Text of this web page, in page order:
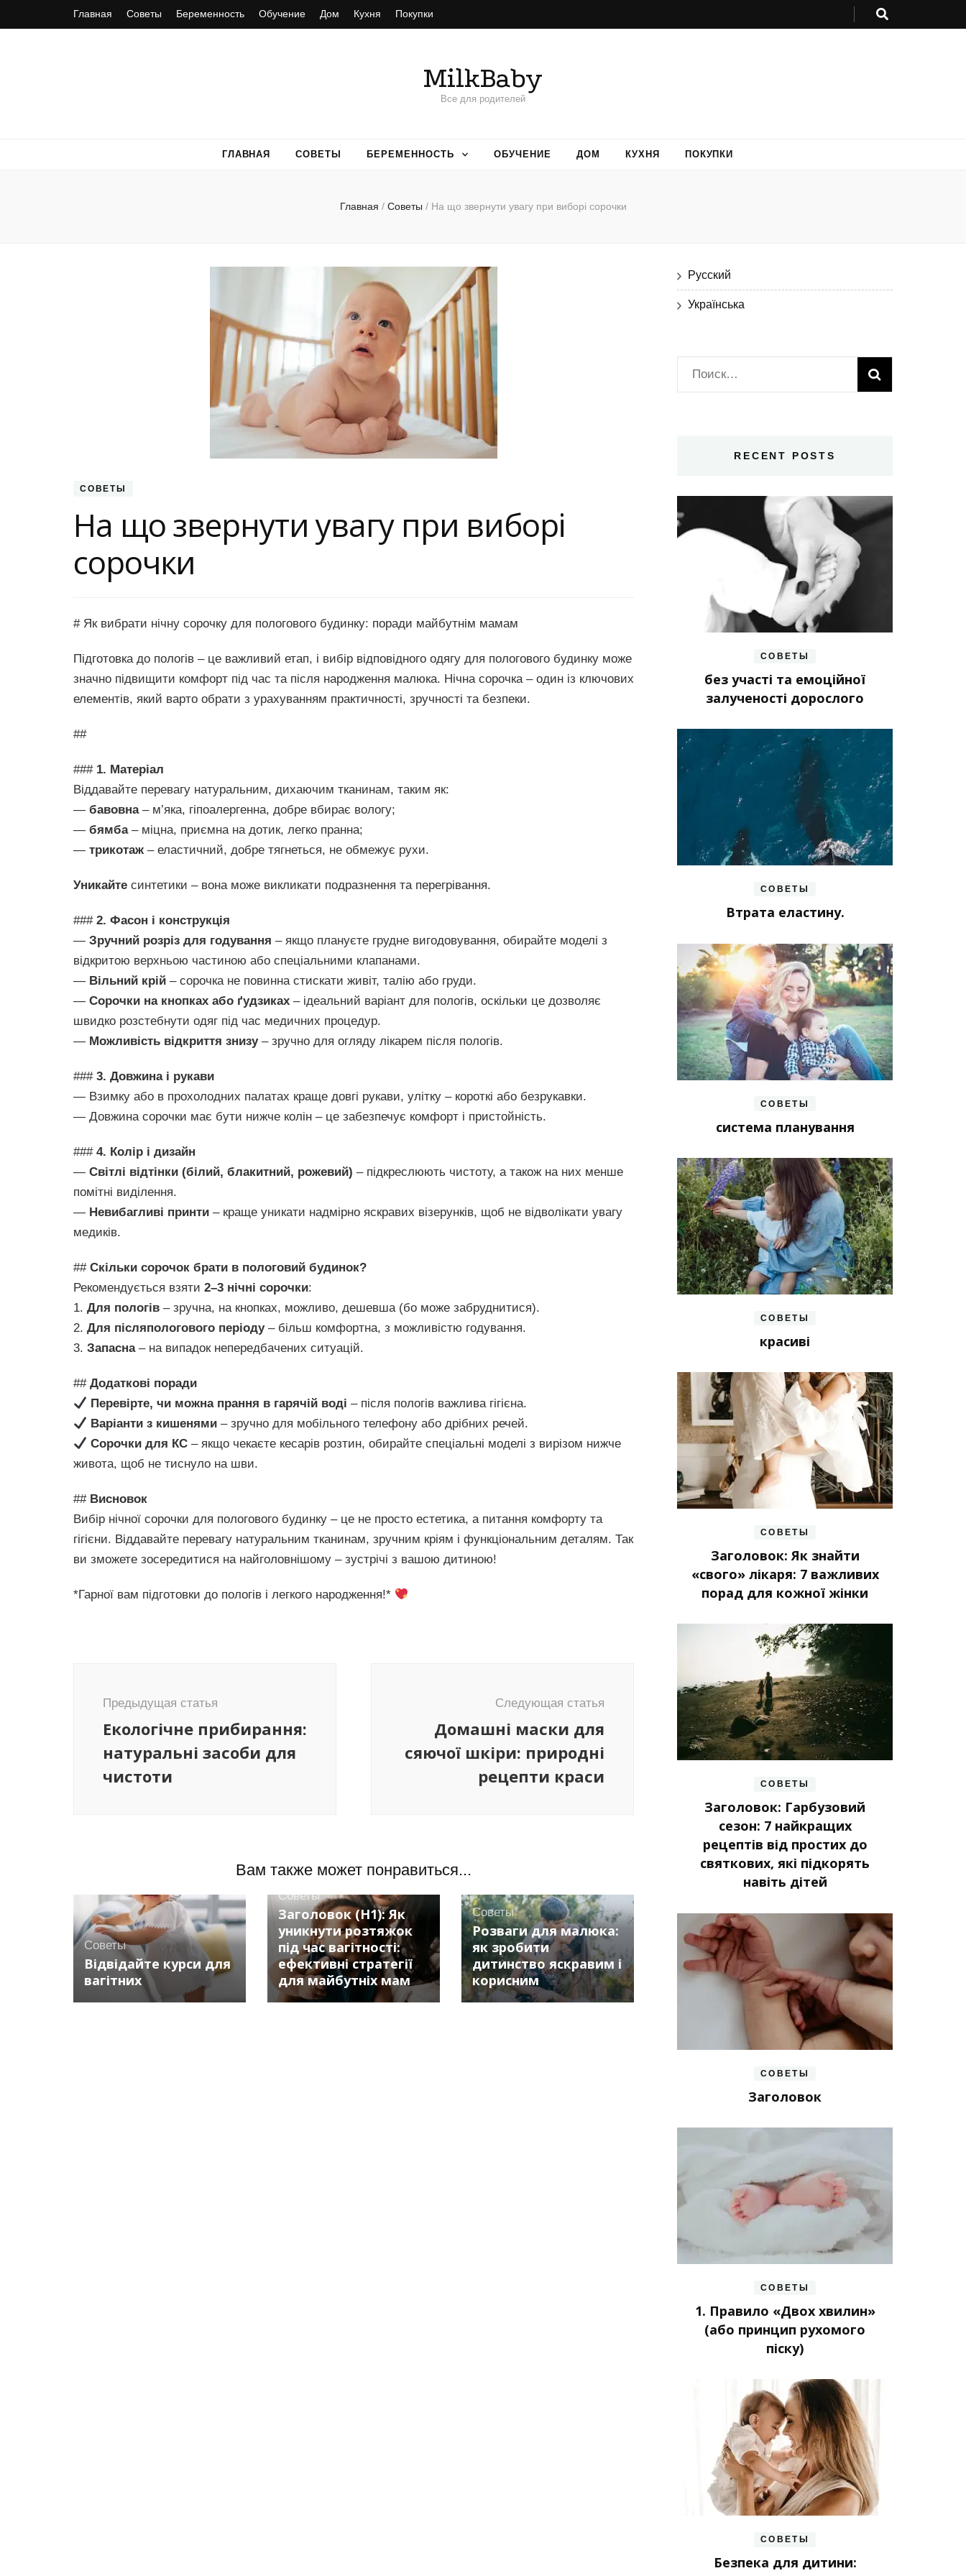
Главная Советы Беременность Обучение Дом Кухня Покупки
MilkBaby
Все для родителей
ГЛАВНАЯ СОВЕТЫ БЕРЕМЕННОСТЬ ОБУЧЕНИЕ ДОМ КУХНЯ ПОКУПКИ
Главная / Советы / На що звернути увагу при виборі сорочки
СОВЕТЫ
На що звернути увагу при виборі
сорочки
# Як вибрати нічну сорочку для пологового будинку: поради майбутнім мамам
Підготовка до пологів – це важливий етап, і вибір відповідного одягу для пологового будинку може
значно підвищити комфорт під час та після народження малюка. Нічна сорочка – один із ключових
елементів, який варто обрати з урахуванням практичності, зручності та безпеки.
##
### 1. Матеріал
Віддавайте перевагу натуральним, дихаючим тканинам, таким як:
— бавовна– м’яка, гіпоалергенна, добре вбирає вологу;
— бямба– міцна, приємна на дотик, легко пранна;
— трикотаж – еластичний, добре тягнеться, не обмежує рухи.
Уникайте синтетики – вона може викликати подразнення та перегрівання.
### 2. Фасон і конструкція
— Зручний розріз для годування – якщо плануєте грудне вигодовування, обирайте моделі з
відкритою верхньою частиною або спеціальними клапанами.
— Вільний крій – сорочка не повинна стискати живіт, талію або груди.
— Сорочки на кнопках або ґудзиках – ідеальний варіант для пологів, оскільки це дозволяє
швидко розстебнути одяг під час медичних процедур.
— Можливість відкриття знизу– зручно для огляду лікарем після пологів.
### 3. Довжина і рукави
— Взимку або в прохолодних палатах краще довгі рукави, улітку – короткі або безрукавки.
— Довжина сорочки має бути нижче колін – це забезпечує комфорт і пристойність.
### 4. Колір і дизайн
— Світлі відтінки (білий, блакитний, рожевий) – підкреслюють чистоту, а також на них менше
помітні виділення.
— Невибагливі принти – краще уникати надмірно яскравих візерунків, щоб не відволікати увагу
медиків.
## Скільки сорочок брати в пологовий будинок?
Рекомендується взяти 2–3 нічні сорочки:
1. Для пологів – зручна, на кнопках, можливо, дешевша (бо може забруднитися).
2. Для післяпологового періоду– більш комфортна, з можливістю годування.
3. Запасна– на випадок непередбачених ситуацій.
## Додаткові поради
Перевірте, чи можна прання в гарячій воді – після пологів важлива гігієна.
Варіанти з кишенями – зручно для мобільного телефону або дрібних речей.
Сорочки для КС – якщо чекаєте кесарів розтин, обирайте спеціальні моделі з вирізом нижче
живота, щоб не тиснуло на шви.
## Висновок
Вибір нічної сорочки для пологового будинку – це не просто естетика, а питання комфорту та
гігієни. Віддавайте перевагу натуральним тканинам, зручним кріям і функціональним деталям. Так
ви зможете зосередитися на найголовнішому – зустрічі з вашою дитиною!
*Гарної вам підготовки до пологів і легкого народження!*
записям
Предыдущая статья
Екологічне прибирання:
натуральні засоби для
чистоти
Следующая статья
Домашні маски для
сяючої шкіри: природні
рецепти краси
Вам также может понравиться...
Советы
Відвідайте курси для
вагітних
Советы
Заголовок (H1): Як
уникнути розтяжок
під час вагітності:
ефективні стратегії
для майбутніх мам
Советы
Розваги для малюка:
як зробити
дитинство яскравим і
корисним
Русский
Українська
Найти:
RECENT POSTS
СОВЕТЫ
без участі та емоційної
залученості дорослого
СОВЕТЫ
Втрата еластину.
СОВЕТЫ
система планування
СОВЕТЫ
красиві
СОВЕТЫ
Заголовок: Як знайти
«свого» лікаря: 7 важливих
порад для кожної жінки
СОВЕТЫ
Заголовок: Гарбузовий
сезон: 7 найкращих
рецептів від простих до
святкових, які підкорять
навіть дітей
СОВЕТЫ
Заголовок
СОВЕТЫ
1. Правило «Двох хвилин»
(або принцип рухомого
піску)
СОВЕТЫ
Безпека для дитини: